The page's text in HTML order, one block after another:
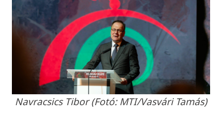
Navracsics Tibor (Fotó: MTI/Vasvári Tamás)